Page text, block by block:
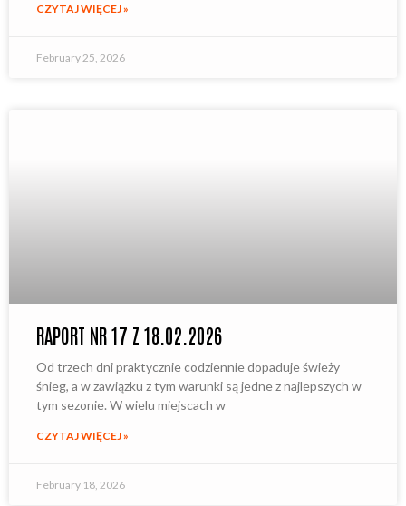
CZYTAJ WIĘCEJ »
February 25, 2026
RAPORT NR 17 Z 18.02.2026
Od trzech dni praktycznie codziennie dopaduje świeży
śnieg, a w zawiązku z tym warunki są jedne z najlepszych w
tym sezonie. W wielu miejscach w
CZYTAJ WIĘCEJ »
February 18, 2026